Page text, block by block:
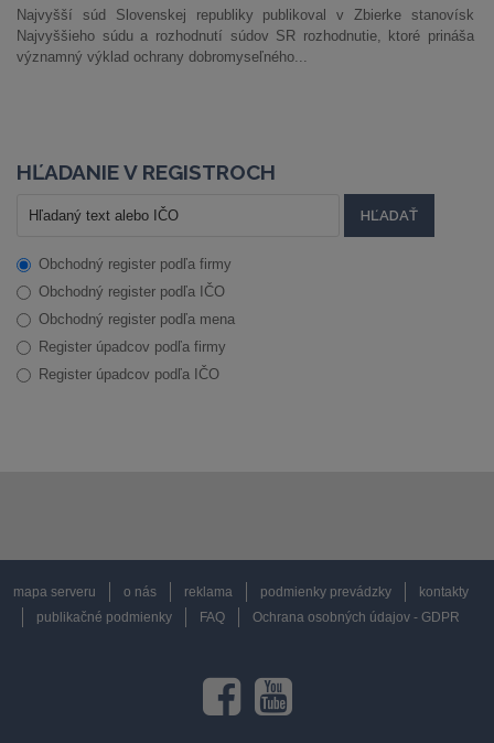
Najvyšší súd Slovenskej republiky publikoval v Zbierke stanovísk
Najvyššieho súdu a rozhodnutí súdov SR rozhodnutie, ktoré prináša
významný výklad ochrany dobromyseľného...
HĽADANIE V REGISTROCH
Obchodný register podľa firmy
Obchodný register podľa IČO
Obchodný register podľa mena
Register úpadcov podľa firmy
Register úpadcov podľa IČO
mapa serveru o nás reklama podmienky prevádzky
kontakty
publikačné podmienky
FAQ Ochrana osobných údajov - GDPR